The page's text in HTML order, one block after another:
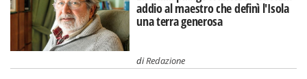
addio al maestro che definì l'Isola
una terra generosa
diRedazione